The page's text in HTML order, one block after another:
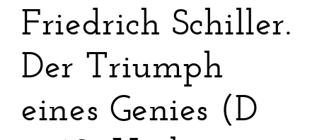
Friedrich Schiller.
Der Triumph
eines Genies (D